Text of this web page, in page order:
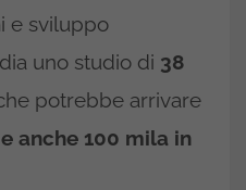
e sviluppo
uno studio di 38
potrebbe arrivare
anche 100 mila in